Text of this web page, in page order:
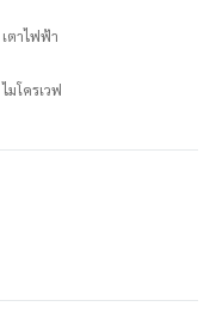
เตาไฟฟ้า
ไมโครเวฟ